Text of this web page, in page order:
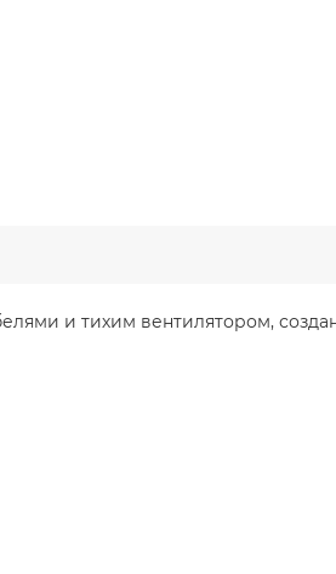
и тихим вентилятором,